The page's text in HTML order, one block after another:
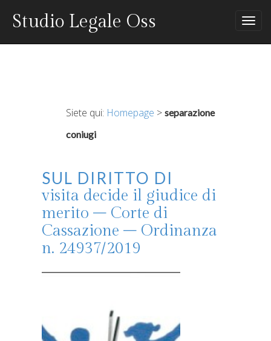
Studio Legale Oss
Siete qui: Homepage > separazione
coniugi
Sul diritto di
visita decide il giudice di
merito – Corte di
Cassazione – Ordinanza
n. 24937/2019